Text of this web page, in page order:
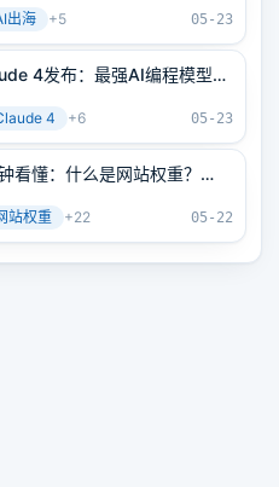
出海 +5 05-23
4发布：最强AI编程模型
4 +6 05-23
看懂：什么是网站权重？
原创不易）
站权重 +22 05-22